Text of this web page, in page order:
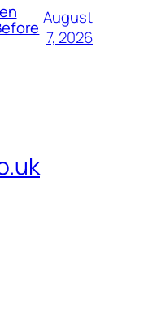
August
7, 2026